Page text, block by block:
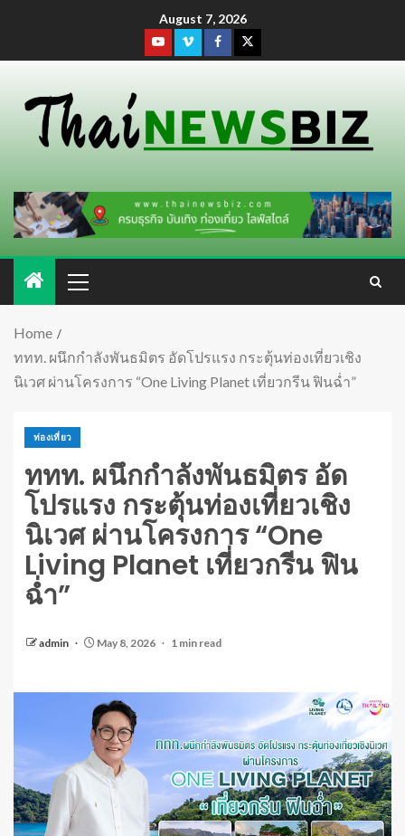
August 7, 2026
Home
ททท. ผนึกกำลังพันธมิตร อัดโปรแรง กระตุ้นท่องเที่ยวเชิง
นิเวศ ผ่านโครงการ “One Living Planet เที่ยวกรีน ฟินฉ่ำ”
ท่องเที่ยว
ททท. ผนึกกำลังพันธมิตร อัด
โปรแรง กระตุ้นท่องเที่ยวเชิง
นิเวศ ผ่านโครงการ “One
Living Planet เที่ยวกรีน ฟิน
ฉ่ำ”
admin May 8, 2026 1 min read